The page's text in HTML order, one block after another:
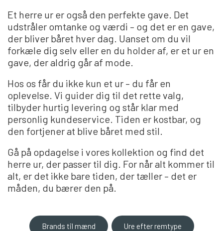
Et herre ur er også den perfekte gave. Det
udstråler omtanke og værdi – og det er en gave,
der bliver båret hver dag. Uanset om du vil
forkæle dig selv eller en du holder af, er et ur en
gave, der aldrig går af mode.
Hos os får du ikke kun et ur – du får en
oplevelse. Vi guider dig til det rette valg,
tilbyder hurtig levering og står klar med
personlig kundeservice. Tiden er kostbar, og
den fortjener at blive båret med stil.
Gå på opdagelse i vores kollektion og find det
herre ur, der passer til dig. For når alt kommer til
alt, er det ikke bare tiden, der tæller – det er
måden, du bærer den på.
Brands til mænd Ure efter remtype